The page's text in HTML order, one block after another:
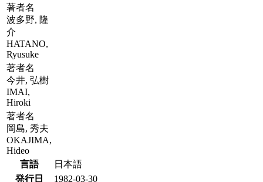
著者名
波多野, 隆
介
HATANO,
Ryusuke
著者名
今井, 弘樹
IMAI,
Hiroki
著者名
岡島, 秀夫
OKAJIMA,
Hideo
言語
日本語
発行日
1982-03-30